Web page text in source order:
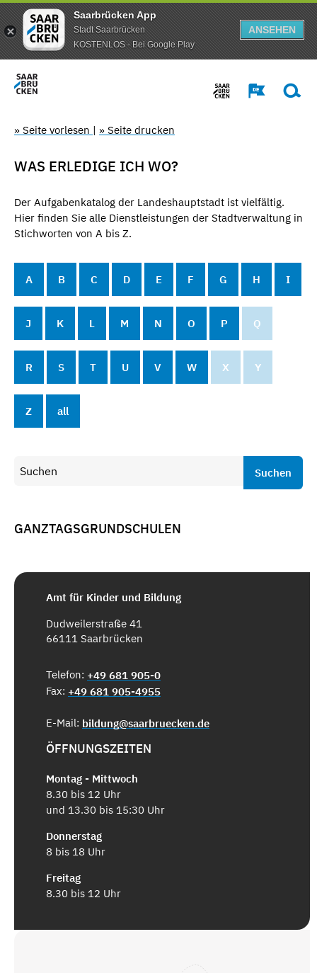
Saarbrücken App
Stadt Saarbrücken
KOSTENLOS - Bei Google Play
ANSEHEN
» Seite vorlesen | » Seite drucken
WAS ERLEDIGE ICH WO?
Der Aufgabenkatalog der Landeshauptstadt ist vielfältig.
Hier finden Sie alle Dienstleistungen der Stadtverwaltung in
Stichworten von A bis Z.
A B C D E F G H I
J K L M N O P Q
R S T U V W X Y
Z all
Suchen
GANZTAGSGRUNDSCHULEN
Amt für Kinder und Bildung
Dudweilerstraße 41
66111 Saarbrücken
Telefon: +49 681 905-0
Fax: +49 681 905-4955
E-Mail: bildung@saarbruecken.de
ÖFFNUNGSZEITEN
Montag - Mittwoch
8.30 bis 12 Uhr
und 13.30 bis 15:30 Uhr
Donnerstag
8 bis 18 Uhr
Freitag
8.30 bis 12 Uhr